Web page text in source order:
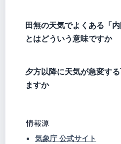
田無の天気でよくある「内
とはどういう意味ですか
夕方以降に天気が急変す
ますか
情報源
気象庁 公式サイト